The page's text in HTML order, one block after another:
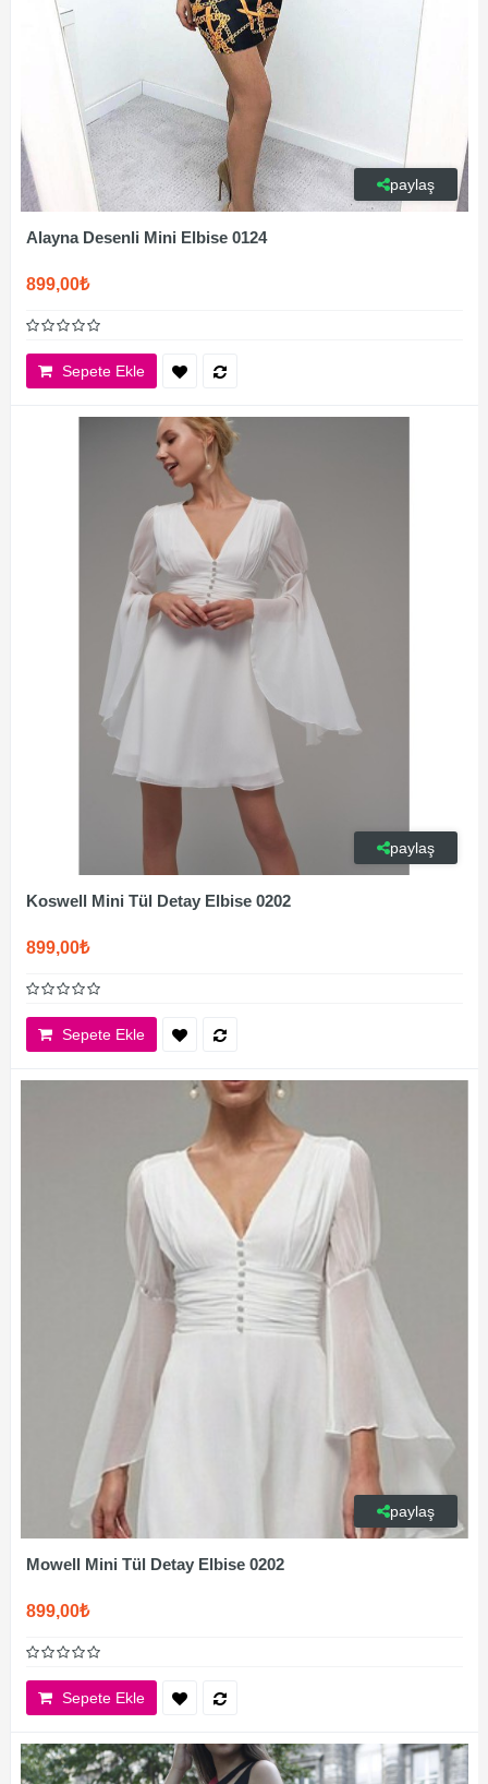
paylaş
Alayna Desenli Mini Elbise 0124
899,00₺
Sepete Ekle
paylaş
Koswell Mini Tül Detay Elbise 0202
899,00₺
Sepete Ekle
paylaş
Mowell Mini Tül Detay Elbise 0202
899,00₺
Sepete Ekle